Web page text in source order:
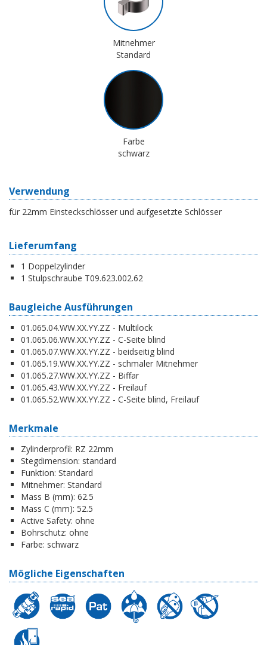
Mitnehmer
Standard
Farbe
schwarz
Verwendung
für 22mm Einsteckschlösser und aufgesetzte Schlösser
Lieferumfang
1 Doppelzylinder
1 Stulpschraube T09.623.002.62
Baugleiche Ausführungen
01.065.04.WW.XX.YY.ZZ - Multilock
01.065.06.WW.XX.YY.ZZ - C-Seite blind
01.065.07.WW.XX.YY.ZZ - beidseitig blind
01.065.19.WW.XX.YY.ZZ - schmaler Mitnehmer
01.065.27.WW.XX.YY.ZZ - Biffar
01.065.43.WW.XX.YY.ZZ - Freilauf
01.065.52.WW.XX.YY.ZZ - C-Seite blind, Freilauf
Merkmale
Zylinderprofil: RZ 22mm
Stegdimension: standard
Funktion: Standard
Mitnehmer: Standard
Mass B (mm): 62.5
Mass C (mm): 52.5
Active Safety: ohne
Bohrschutz: ohne
Farbe: schwarz
Mögliche Eigenschaften